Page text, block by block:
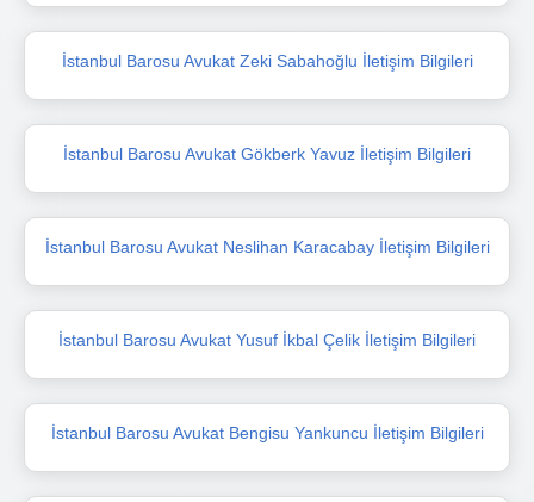
İstanbul Barosu Avukat Zeki Sabahoğlu İletişim Bilgileri
İstanbul Barosu Avukat Gökberk Yavuz İletişim Bilgileri
İstanbul Barosu Avukat Neslihan Karacabay İletişim Bilgileri
İstanbul Barosu Avukat Yusuf İkbal Çelik İletişim Bilgileri
İstanbul Barosu Avukat Bengisu Yankuncu İletişim Bilgileri